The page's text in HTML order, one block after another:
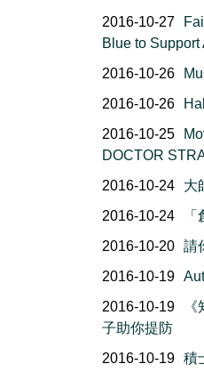
2016-10-27
Blue to
2016-10-26
2016-10-26
2016-10-25
DOCTOR
2016-10-24
大
2016-10-24
2016-10-20 請
2016-10-19
2016-10-19
子助你提防
2016-10-19 積